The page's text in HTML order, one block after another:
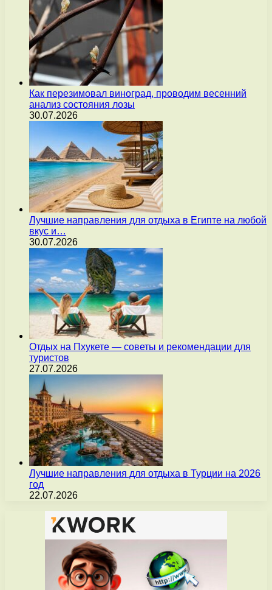
Как перезимовал виноград, проводим весенний
анализ состояния лозы
30.07.2026
Лучшие направления для отдыха в Египте на любой
вкус и…
30.07.2026
Отдых на Пхукете — советы и рекомендации для
туристов
27.07.2026
Лучшие направления для отдыха в Турции на 2026
год
22.07.2026